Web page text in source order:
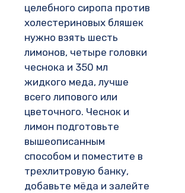
целебного сиропа против
холестериновых бляшек
нужно взять шесть
лимонов, четыре головки
чеснока и 350 мл
жидкого меда, лучше
всего липового или
цветочного. Чеснок и
лимон подготовьте
вышеописанным
способом и поместите в
трехлитровую банку,
добавьте мёда и залейте